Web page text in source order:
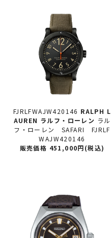
FJRLFWAJW420146 RALPH L
AUREN ラルフ・ローレン ラル
フ・ローレン SAFARI FJRLF
WAJW420146
販売価格 451,000円(税込)